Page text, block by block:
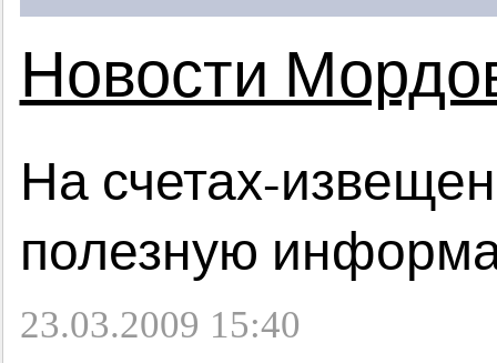
Новости
На счетах-
полезную
23.03.2009 15:40